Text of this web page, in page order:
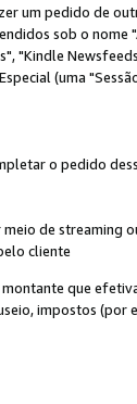
um pedido de
sob o nome
"Kindle
(uma
o pedido
de streaming
cliente
que
impostos (por